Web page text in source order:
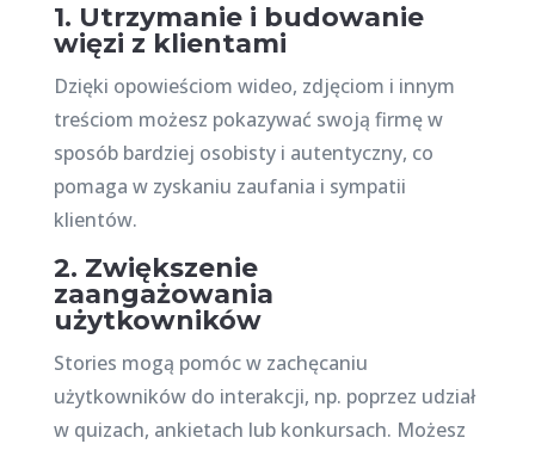
1. Utrzymanie i budowanie
więzi z klientami
Dzięki opowieściom wideo, zdjęciom i innym
treściom możesz pokazywać swoją firmę w
sposób bardziej osobisty i autentyczny, co
pomaga w zyskaniu zaufania i sympatii
klientów.
2. Zwiększenie
zaangażowania
użytkowników
Stories mogą pomóc w zachęcaniu
użytkowników do interakcji, np. poprzez udział
w quizach, ankietach lub konkursach. Możesz